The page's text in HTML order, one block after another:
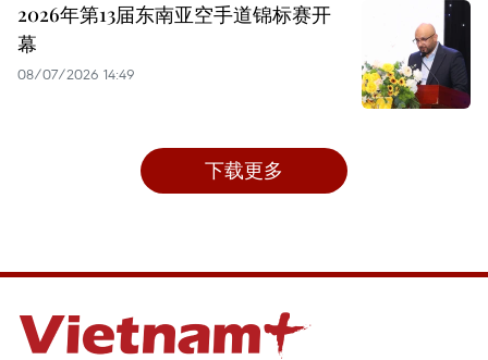
2026年第13届东南亚空手道锦标赛开
幕
08/07/2026 14:49
下载更多